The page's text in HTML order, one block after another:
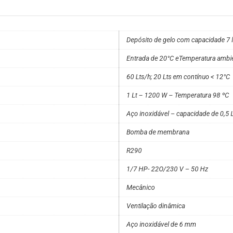
Depósito de gelo com capacidade 7
Entrada de 20°C eTemperatura
60 Lts/h; 20 Lts em contínuo < 12°C
1 Lt – 1200 W – Temperatura 98 ºC
Aço inoxidável – capacidade de 0,5
Bomba de membrana
R290
1/7 HP- 22O/230 V – 50 Hz
Mecânico
Ventilação dinâmica
Aço inoxidável de 6 mm